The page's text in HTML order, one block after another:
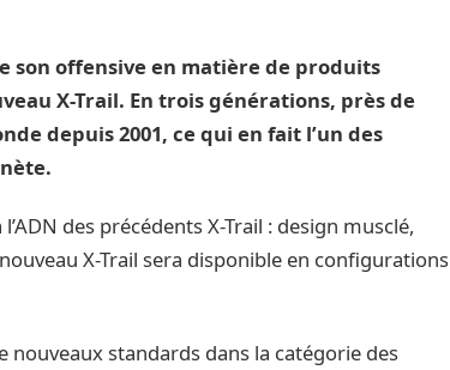
son offensive en matière de produits
X-Trail. En trois générations, près de
depuis 2001, ce qui en fait l’un des
des précédents X-Trail : design musclé,
X-Trail sera disponible en configurations
nouveaux standards dans la catégorie des